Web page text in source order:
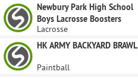
Newbury Park High School
Boys Lacrosse Boosters
Lacrosse
HK ARMY BACKYARD BRAWL
Paintball